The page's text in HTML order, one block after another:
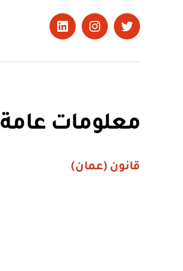
تويتر Instagram
LinkedIn
معلومات عامة
قانون (عمان)